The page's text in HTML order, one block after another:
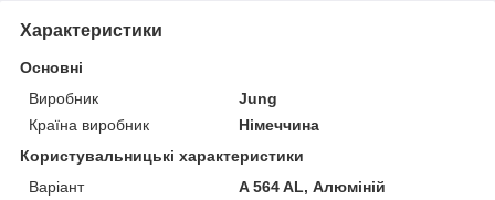
Характеристики
Основні
Виробник
Jung
Країна виробник
Німеччина
Користувальницькі характеристики
Варіант
A 564 AL, Алюміній